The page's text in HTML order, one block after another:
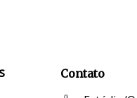
Contato